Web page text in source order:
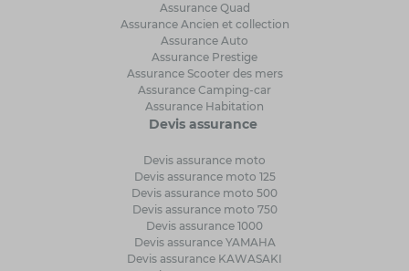
Assurance Quad
Assurance Ancien et collection
Assurance Auto
Assurance Prestige
Assurance Scooter des mers
Assurance Camping-car
Assurance Habitation
Devis assurance
Devis assurance moto
Devis assurance moto 125
Devis assurance moto 500
Devis assurance moto 750
Devis assurance 1000
Devis assurance YAMAHA
Devis assurance KAWASAKI